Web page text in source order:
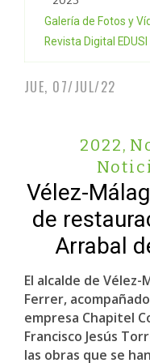
Galería de Fotos y
Revista Digital EDUSI
JUE, 07/JUL/22
2022,
Vélez-
de
Arrabal
El alcalde de
Ferrer,
empresa Chapitel
Francisco Jesús
las obras que se